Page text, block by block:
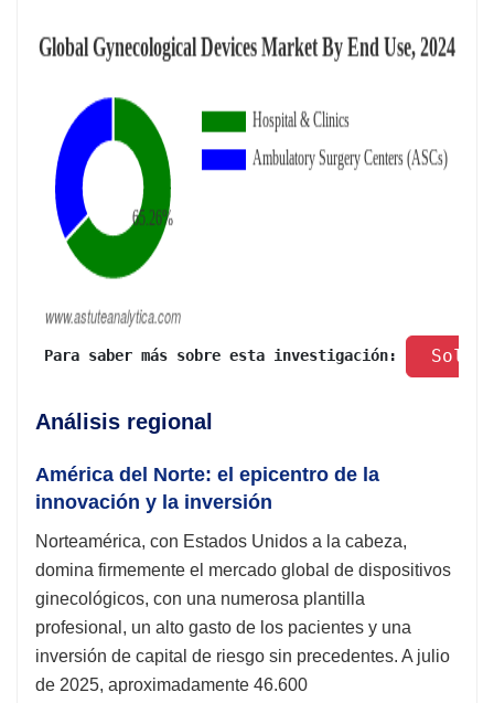
Para saber más sobre esta investigación:
Análisis regional
América del Norte: el epicentro de la
innovación y la inversión
Norteamérica, con Estados Unidos a la cabeza,
domina firmemente el mercado global de dispositivos
ginecológicos, con una numerosa plantilla
profesional, un alto gasto de los pacientes y una
inversión de capital de riesgo sin precedentes. A julio
de 2025, aproximadamente 46.600